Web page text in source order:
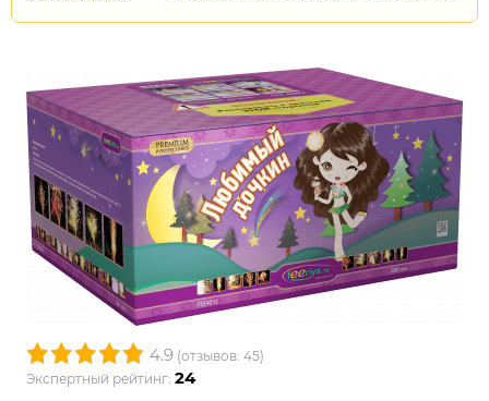
4.9 (отзывов: 45)
Экспертный рейтинг: 24